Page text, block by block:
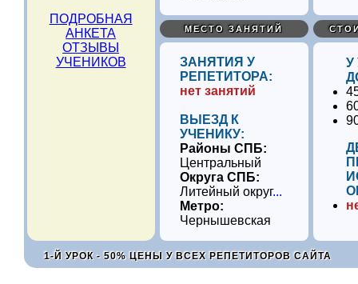
ПОДРОБНАЯ
АНКЕТА
ОТЗЫВЫ
УЧЕНИКОВ
МЕСТО ЗАНЯТИЙ
ЗАНЯТИЯ У
РЕПЕТИТОРА:
нет занятий
ВЫЕЗД К
УЧЕНИКУ:
Районы СПБ:
Центральный
Округа СПБ:
Литейный округ...
Метро:
Чернышевская
У
1-Й УРОК - 50% ЦЕНЫ У ВСЕХ РЕПЕТИТОРОВ САЙТА